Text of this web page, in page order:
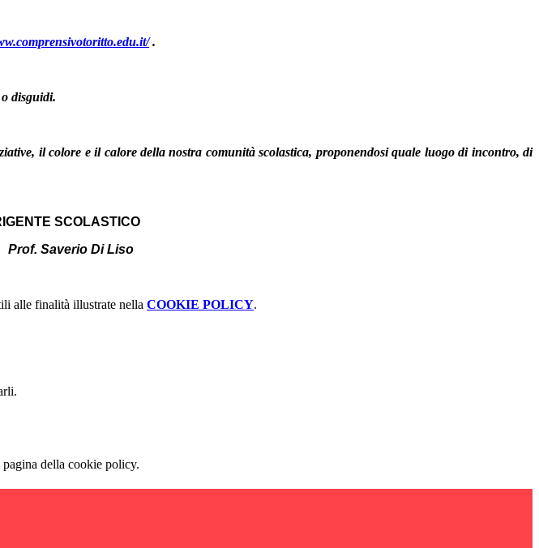
.
disguidi.
il colore e il calore della nostra comunità scolastica, proponendosi quale luogo di incontro, di
SCOLASTICO
Prof. Saverio Di Liso
alle finalità illustrate nella COOKIE POLICY.
della cookie policy.